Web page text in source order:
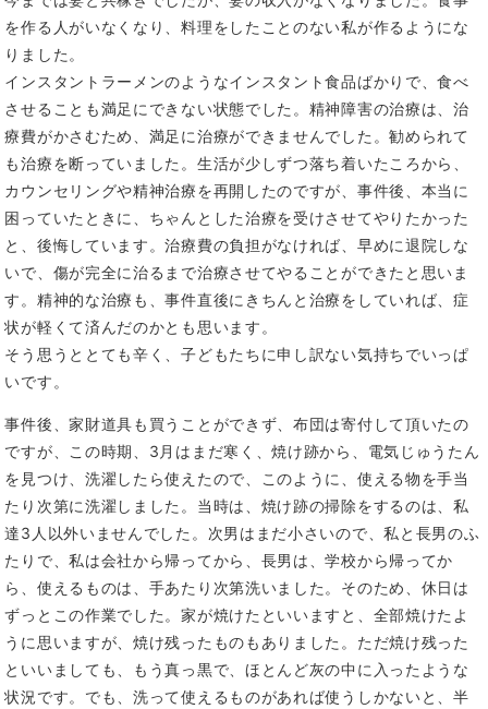
を作る人がいなくなり、料理をしたことのない私が作るようにな
りました。
インスタントラーメンのようなインスタント食品ばかりで、食べ
させることも満足にできない状態でした。精神障害の治療は、治
療費がかさむため、満足に治療ができませんでした。勧められて
も治療を断っていました。生活が少しずつ落ち着いたころから、
カウンセリングや精神治療を再開したのですが、事件後、本当に
困っていたときに、ちゃんとした治療を受けさせてやりたかった
と、後悔しています。治療費の負担がなければ、早めに退院しな
いで、傷が完全に治るまで治療させてやることができたと思いま
す。精神的な治療も、事件直後にきちんと治療をしていれば、症
状が軽くて済んだのかとも思います。
そう思うととても辛く、子どもたちに申し訳ない気持ちでいっぱ
いです。
事件後、家財道具も買うことができず、布団は寄付して頂いたの
ですが、この時期、3月はまだ寒く、焼け跡から、電気じゅうたん
を見つけ、洗濯したら使えたので、このように、使える物を手当
たり次第に洗濯しました。当時は、焼け跡の掃除をするのは、私
達3人以外いませんでした。次男はまだ小さいので、私と長男のふ
たりで、私は会社から帰ってから、長男は、学校から帰ってか
ら、使えるものは、手あたり次第洗いました。そのため、休日は
ずっとこの作業でした。家が焼けたといいますと、全部焼けたよ
うに思いますが、焼け残ったものもありました。ただ焼け残った
といいましても、もう真っ黒で、ほとんど灰の中に入ったような
状況です。でも、洗って使えるものがあれば使うしかないと、半